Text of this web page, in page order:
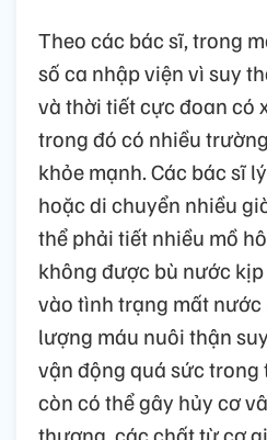
Theo các bác sĩ, trong
số ca nhập viện vì suy
và thời tiết cực đoan có
trong đó có nhiều
khỏe mạnh. Các bác sĩ
hoặc di chuyển nhiều
thể phải tiết nhiều mồ
không được bù nước
vào tình trạng mất
lượng máu nuôi thận
vận động quá sức
còn có thể gây hủy cơ
thương, các chất từ cơ